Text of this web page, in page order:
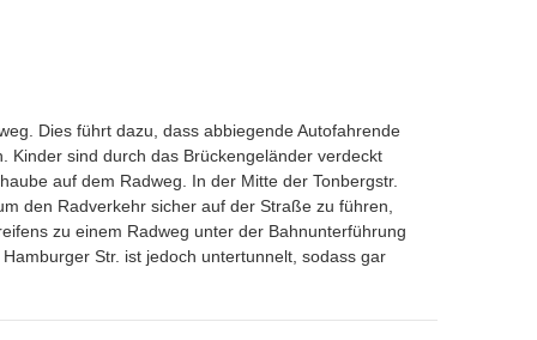
Dies führt dazu, dass abbiegende Autofahrende
Kinder sind durch das Brückengeländer verdeckt
auf dem Radweg. In der Mitte der Tonbergstr.
den Radverkehr sicher auf der Straße zu führen,
zu einem Radweg unter der Bahnunterführung
Str. ist jedoch untertunnelt, sodass gar